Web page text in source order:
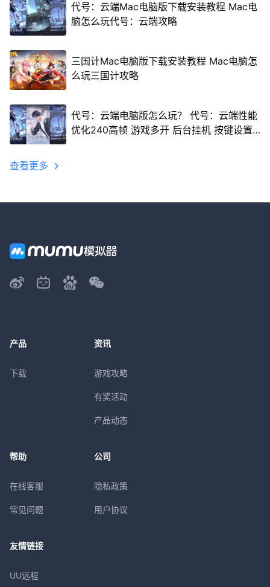
代号：云端Mac电脑版下载安装教程 Mac电
脑怎么玩代号：云端攻略
三国计Mac电脑版下载安装教程 Mac电脑怎
么玩三国计攻略
代号：云端电脑版怎么玩？ 代号：云端性能
优化240高帧 游戏多开 后台挂机 按键设置
查看更多
产品
下载
资讯
游戏攻略
有奖活动
产品动态
帮助
在线客服
常见问题
公司
隐私政策
用户协议
友情链接
UU远程